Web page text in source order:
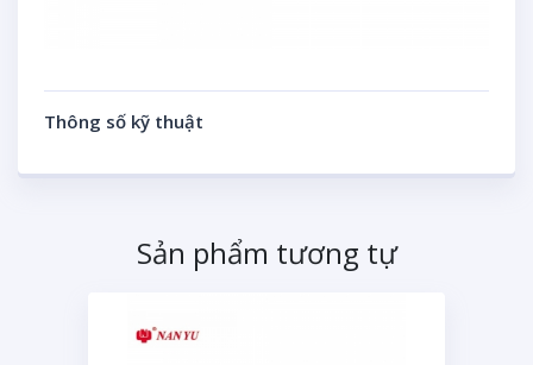
Thông số kỹ thuật
Sản phẩm tương tự